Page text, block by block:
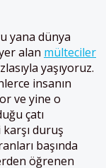
yana dünya
alan mülteciler
yaşıyoruz.
insanın
ve yine o
çatı
duruş
başında
öğrenen